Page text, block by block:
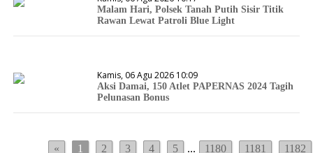
Malam Hari, Polsek Tanah Putih Sisir Titik
Rawan Lewat Patroli Blue Light
Kamis, 06 Agu 2026 10:09
Aksi Damai, 150 Atlet PAPERNAS 2024 Tagih
Pelunasan Bonus
« 1 2 3 4 5 ... 1180 1181 1182